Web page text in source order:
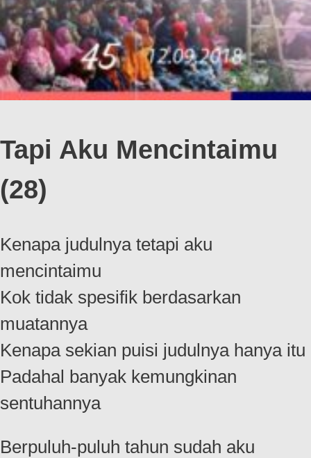
Tapi Aku Mencintaimu
(28)
Kenapa judulnya tetapi aku
mencintaimu
Kok tidak spesifik berdasarkan
muatannya
Kenapa sekian puisi judulnya hanya itu
Padahal banyak kemungkinan
sentuhannya
Berpuluh-puluh tahun sudah aku